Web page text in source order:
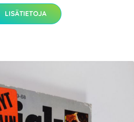
LISÄTIETOJA